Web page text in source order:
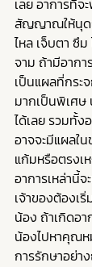
เลย อาการที่จ
สัญญาณให้นุด
ไหล เจ็บตา ซึม
จาม ถ้ามีอากา
เป็นแผลที่กระ
มากเป็นพิเศษ
ได้เลย รวมทั้ง
อาจจะมีแผลใ
แก้มหรือตรงเ
อาการเหล่านี้
เจ้าของต้องเ
น้อง ถ้าเกิดอ
น้องไปหาคุณห
การรักษาอย่า